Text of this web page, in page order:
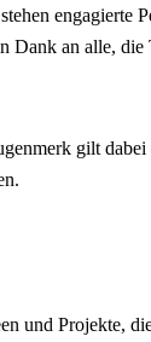
engagierte
Dank an alle,
gilt
und Projekte,